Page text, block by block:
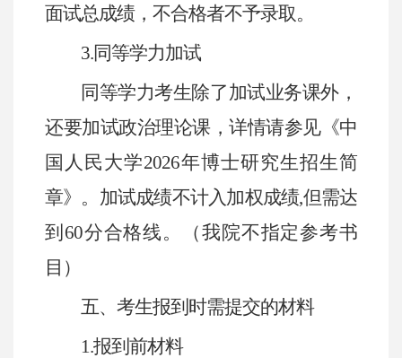
面试总成绩，不合格者不予录取。
3.同等学力加试
同等学力考生除了加试业务课外，
还要加试政治理论课，详情请参见《中
国人民大学2026年博士研究生招生简
章》。加试成绩不计入加权成绩,但需达
到 60分合格线。（我院不指定参考书
目）
五、考生报到时需提交的材料
1.报到前材料